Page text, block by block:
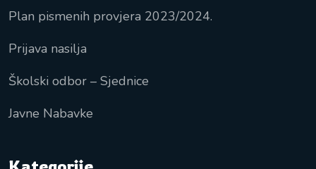
Plan pismenih provjera 2023/2024.
Prijava nasilja
Školski odbor – Sjednice
Javne Nabavke